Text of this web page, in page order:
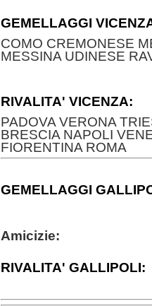
GEMELLAGGI
COMO CREMONESE
MESSINA UDINESE
RIVALITA' VICENZA:
PADOVA VERONA
BRESCIA NAPOLI
FIORENTINA ROMA
GEMELLAGGI
Amicizie:
RIVALITA' GALLIPOLI: